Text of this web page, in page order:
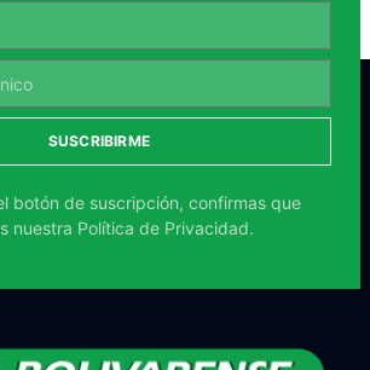
SUSCRIBIRME
botón de suscripción, confirmas que
nuestra Política de Privacidad.